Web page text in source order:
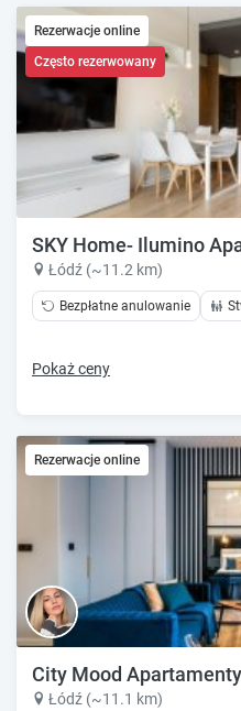
Rezerwacje online
Często rezerwowany
SKY Home- Ilumino
Łódź (~11.2 km)
Bezpłatne anulowanie
Pokaż ceny
Rezerwacje online
City Mood
Łódź (~11.1 km)